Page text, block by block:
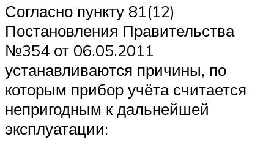
Согласно пункту 81(12)
Постановления Правительства
№354 от 06.05.2011
устанавливаются причины, по
которым прибор учёта считается
непригодным к дальнейшей
эксплуатации: